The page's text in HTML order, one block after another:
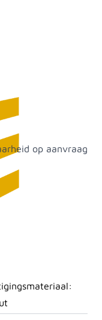
op aanvraag